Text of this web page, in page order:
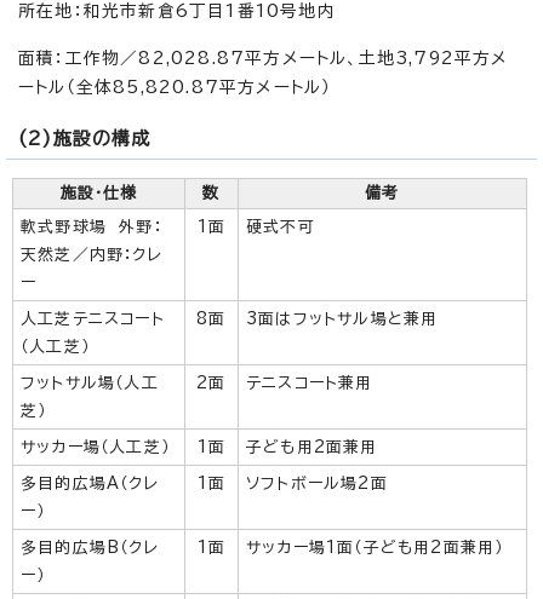
所在地：和光市新倉6丁目1番10号地内
面積：工作物／82,028.87平方メートル、土地3,792平方メ
ートル（全体85,820.87平方メートル）
(2)施設の構成
施設・仕様 数 備考
軟式野球場 外野：
天然芝／内野：クレ
ー
1面 硬式不可
人工芝テニスコート
（人工芝）
8面 3面はフットサル場と兼用
フットサル場（人工
芝）
2面 テニスコート兼用
サッカー場（人工芝） 1面 子ども用2面兼用
多目的広場A（クレ
ー）
1面 ソフトボール場2面
多目的広場B（クレ
ー）
1面 サッカー場1面（子ども用2面兼用）